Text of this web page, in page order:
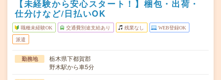
【未経験から安心スタート！】梱包・出荷・
仕分けなど/日払いOK
職種未経験OK 交通費別途支給あり 残業なし WEB登録OK
派遣
勤務地
栃木県下都賀郡
野木駅から車5分